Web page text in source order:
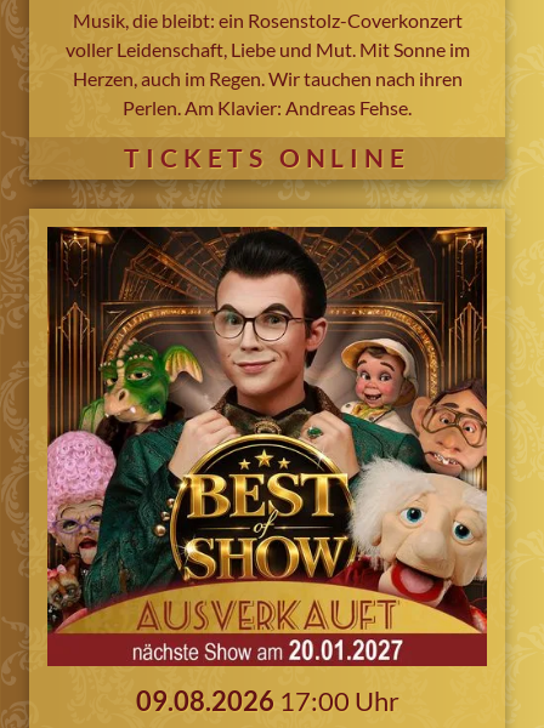
Musik, die bleibt: ein Rosenstolz-Coverkonzert
voller Leidenschaft, Liebe und Mut. Mit Sonne im
Herzen, auch im Regen. Wir tauchen nach ihren
Perlen. Am Klavier: Andreas Fehse.
TICKETS ONLINE
09.08.2026 17:00 Uhr